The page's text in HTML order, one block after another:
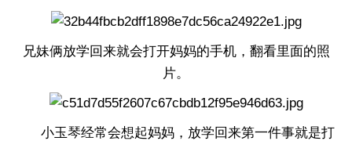
兄妹俩放学回来就会打开妈妈的手机，翻看里面的照
片。
小玉琴经常会想起妈妈，放学回来第一件事就是打